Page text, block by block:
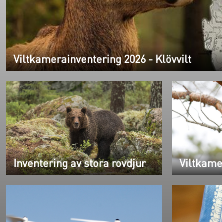
Viltkamerainventering 2026 - Klövvilt
Inventering av stora rovdjur